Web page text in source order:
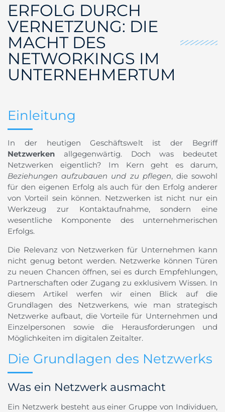
ERFOLG DURCH
VERNETZUNG: DIE
MACHT DES
NETWORKINGS IM
UNTERNEHMERTUM
Einleitung
In der heutigen Geschäftswelt ist der Begriff
Netzwerken allgegenwärtig. Doch was bedeutet
Netzwerken eigentlich? Im Kern geht es darum,
Beziehungen aufzubauen und zu pflegen, die sowohl
für den eigenen Erfolg als auch für den Erfolg anderer
von Vorteil sein können. Netzwerken ist nicht nur ein
Werkzeug zur Kontaktaufnahme, sondern eine
wesentliche Komponente des unternehmerischen
Erfolgs.
Die Relevanz von Netzwerken für Unternehmen kann
nicht genug betont werden. Netzwerke können Türen
zu neuen Chancen öffnen, sei es durch Empfehlungen,
Partnerschaften oder Zugang zu exklusivem Wissen. In
diesem Artikel werfen wir einen Blick auf die
Grundlagen des Netzwerkens, wie man strategisch
Netzwerke aufbaut, die Vorteile für Unternehmen und
Einzelpersonen sowie die Herausforderungen und
Möglichkeiten im digitalen Zeitalter.
Die Grundlagen des Netzwerks
Was ein Netzwerk ausmacht
Ein Netzwerk besteht aus einer Gruppe von Individuen,